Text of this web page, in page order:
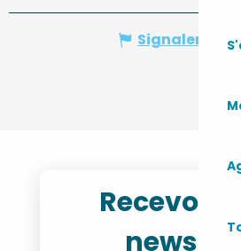
Signaler une
Recevoir